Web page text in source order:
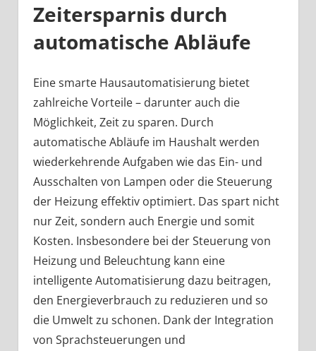
Zeitersparnis durch
automatische Abläufe
Eine smarte Hausautomatisierung bietet
zahlreiche Vorteile – darunter auch die
Möglichkeit, Zeit zu sparen. Durch
automatische Abläufe im Haushalt werden
wiederkehrende Aufgaben wie das Ein- und
Ausschalten von Lampen oder die Steuerung
der Heizung effektiv optimiert. Das spart nicht
nur Zeit, sondern auch Energie und somit
Kosten. Insbesondere bei der Steuerung von
Heizung und Beleuchtung kann eine
intelligente Automatisierung dazu beitragen,
den Energieverbrauch zu reduzieren und so
die Umwelt zu schonen. Dank der Integration
von Sprachsteuerungen und